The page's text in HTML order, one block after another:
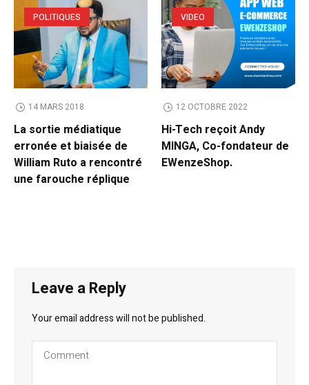
POLITIQUES
14 MARS 2018
La sortie médiatique
erronée et biaisée de
William Ruto a rencontré
une farouche réplique
VIDEO
12 OCTOBRE 2022
Hi-Tech reçoit Andy
MINGA, Co-fondateur de
EWenzeShop.
Leave a Reply
Your email address will not be published.